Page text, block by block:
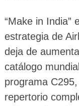
“Make in India”
estrategia de
deja de
catálogo
programa
repertorio